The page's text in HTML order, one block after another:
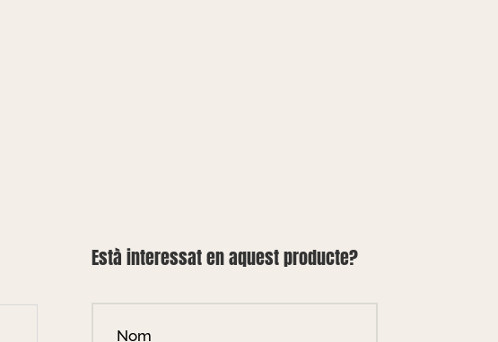
Està interessat en aquest producte?